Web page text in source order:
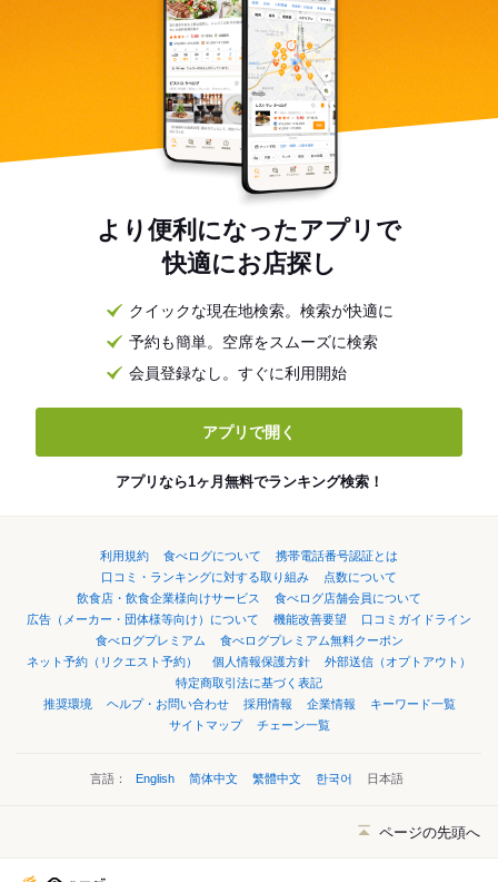
より便利になったアプリで
快適にお店探し
クイックな現在地検索。検索が快適に
予約も簡単。空席をスムーズに検索
会員登録なし。すぐに利用開始
アプリで開く
アプリなら1ヶ月無料でランキング検索！
利用規約 食べログについて
携帯電話番号認証とは
口コミ・ランキングに対する取り組み
点数について
飲食店・飲食企業様向けサービス
食べログ店舗会員について
広告（メーカー・団体様等向け）について
機能改善要望
口コミガイドライン
食べログプレミアム
食べログプレミアム無料クーポン
ネット予約（リクエスト予約）
個人情報保護方針
外部送信（オプトアウト）
特定商取引法に基づく表記
推奨環境
ヘルプ・お問い合わせ 採用情報 企業情報
キーワード一覧
サイトマップ
チェーン一覧
言語： English 简体中文 繁體中文 한국어 日本語
ページの先頭へ